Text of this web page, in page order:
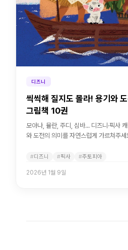
디즈니
씩씩해 질지도 몰라! 용기와
그림책 10권
모아나, 뮬란, 주디, 심바... 디즈니·픽사
와 도전의 의미를 자연스럽게 가르쳐주세
디즈니 픽사 주토피아
2026년 1월 9일